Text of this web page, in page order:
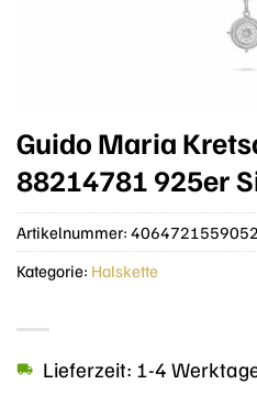
Guido Maria
88214781 925er
Lieferzeit: 1-4
Artikelnummer: 4064721559052
Kategorie: Halskette